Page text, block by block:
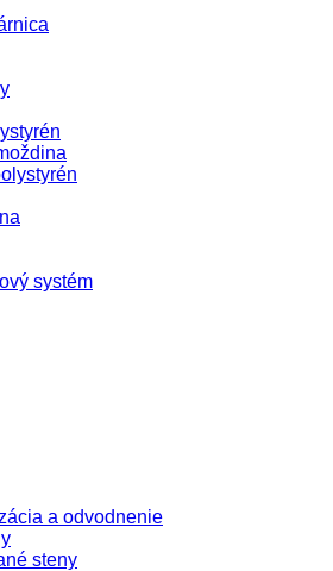
systém
a odvodnenie
steny